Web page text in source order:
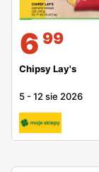
6 99
Chipsy Lay's
5 -12 sie 2026